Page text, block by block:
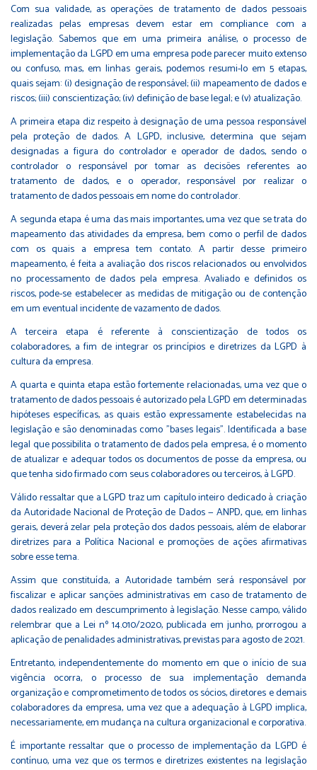
Com sua validade, as operações de tratamento de dados pessoais
realizadas pelas empresas devem estar em compliance com a
legislação. Sabemos que em uma primeira análise, o processo de
implementação da LGPD em uma empresa pode parecer muito extenso
ou confuso, mas, em linhas gerais, podemos resumi-lo em 5 etapas,
quais sejam: (i) designação de responsável; (ii) mapeamento de dados e
riscos; (iii) conscientização; (iv) definição de base legal; e (v) atualização.
A primeira etapa diz respeito à designação de uma pessoa responsável
pela proteção de dados. A LGPD, inclusive, determina que sejam
designadas a figura do controlador e operador de dados, sendo o
controlador o responsável por tomar as decisões referentes ao
tratamento de dados, e o operador, responsável por realizar o
tratamento de dados pessoais em nome do controlador.
A segunda etapa é uma das mais importantes, uma vez que se trata do
mapeamento das atividades da empresa, bem como o perfil de dados
com os quais a empresa tem contato. A partir desse primeiro
mapeamento, é feita a avaliação dos riscos relacionados ou envolvidos
no processamento de dados pela empresa. Avaliado e definidos os
riscos, pode-se estabelecer as medidas de mitigação ou de contenção
em um eventual incidente de vazamento de dados.
A terceira etapa é referente à conscientização de todos os
colaboradores, a fim de integrar os princípios e diretrizes da LGPD à
cultura da empresa.
A quarta e quinta etapa estão fortemente relacionadas, uma vez que o
tratamento de dados pessoais é autorizado pela LGPD em determinadas
hipóteses específicas, as quais estão expressamente estabelecidas na
legislação e são denominadas como "bases legais". Identificada a base
legal que possibilita o tratamento de dados pela empresa, é o momento
de atualizar e adequar todos os documentos de posse da empresa, ou
que tenha sido firmado com seus colaboradores ou terceiros, à LGPD.
Válido ressaltar que a LGPD traz um capítulo inteiro dedicado à criação
da Autoridade Nacional de Proteção de Dados — ANPD, que, em linhas
gerais, deverá zelar pela proteção dos dados pessoais, além de elaborar
diretrizes para a Política Nacional e promoções de ações afirmativas
sobre esse tema.
Assim que constituída, a Autoridade também será responsável por
fiscalizar e aplicar sanções administrativas em caso de tratamento de
dados realizado em descumprimento à legislação. Nesse campo, válido
relembrar que a Lei nº 14.010/2020, publicada em junho, prorrogou a
aplicação de penalidades administrativas, previstas para agosto de 2021.
Entretanto, independentemente do momento em que o início de sua
vigência ocorra, o processo de sua implementação demanda
organização e comprometimento de todos os sócios, diretores e demais
colaboradores da empresa, uma vez que a adequação à LGPD implica,
necessariamente, em mudança na cultura organizacional e corporativa.
É importante ressaltar que o processo de implementação da LGPD é
contínuo, uma vez que os termos e diretrizes existentes na legislação